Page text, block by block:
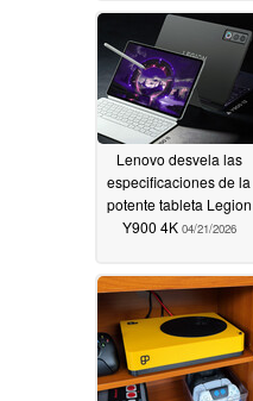
Lenovo desvela las
especificaciones de la
potente tableta Legion
Y900 4K 04/21/2026